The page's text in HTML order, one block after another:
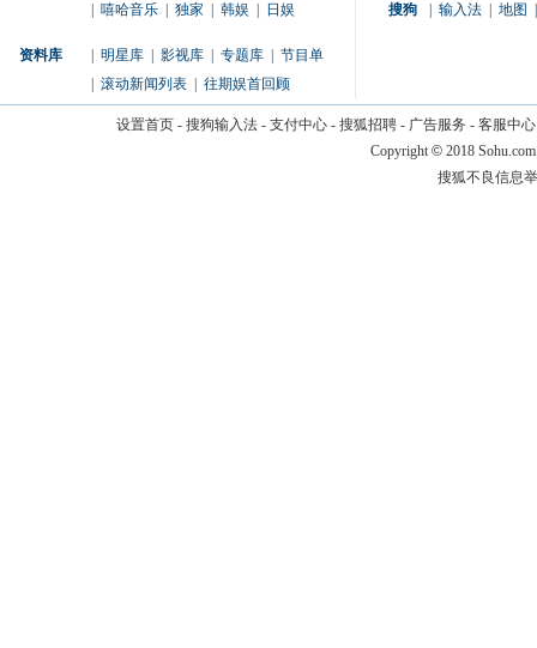
嘻哈音乐 独家 韩娱 日娱
资料库 明星库 影视库 专题库
节目单
滚动新闻列表 往期娱首回顾
搜狗
输入法 地图
设置首页- 搜狗输入法- 支付中心- 搜狐招聘- 广告服务 - 客服中心
Copyright © 2018
搜狐不良信息